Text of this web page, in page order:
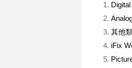
其他
iFix